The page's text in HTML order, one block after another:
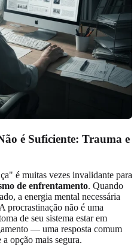
é Suficiente: Trauma e
é muitas vezes invalidante para
de enfrentamento. Quando
a energia mental necessária
procrastinação não é uma
de seu sistema estar em
— uma resposta comum
opção mais segura.